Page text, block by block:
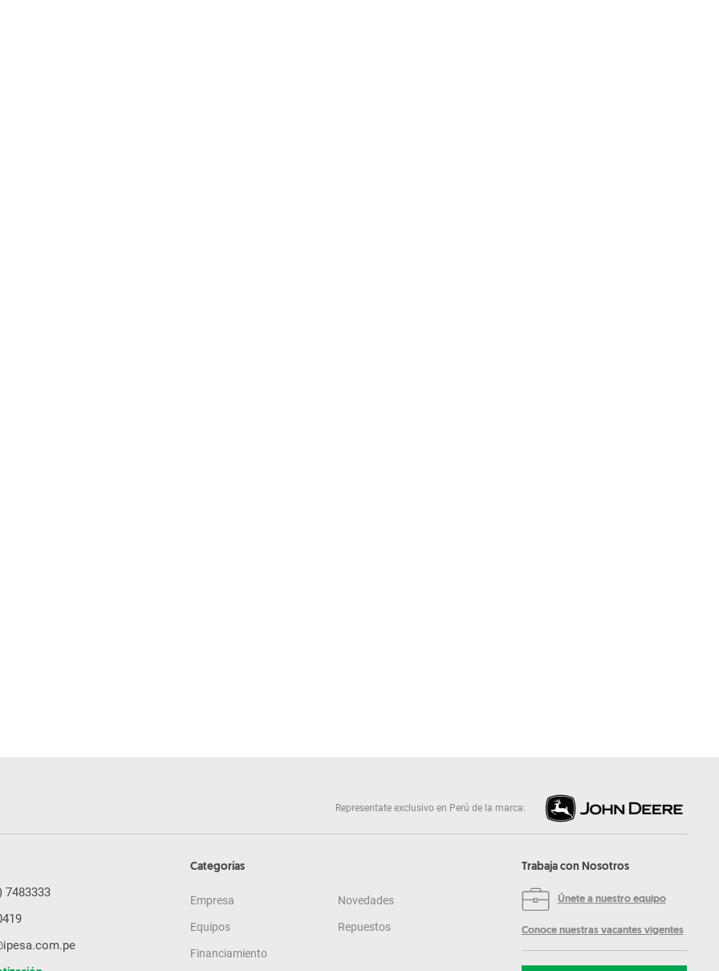
Representate exclusivo en Perú de la marca:
7483333
Categorías
Empresa
Equipos
Financiamiento
Novedades
Repuestos
Trabaja con Nosotros
Únete a nuestro equipo
Conoce nuestras vacantes vigentes